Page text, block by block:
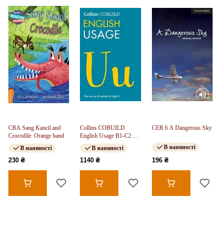
CRA Sang Kancil and
Crocodile. Orange band
В наявності
230 ₴
Collins COBUILD
English Usage B1-C2 4th
ed
В наявності
1140 ₴
CER 6 A Dangerous Sky
В наявності
196 ₴